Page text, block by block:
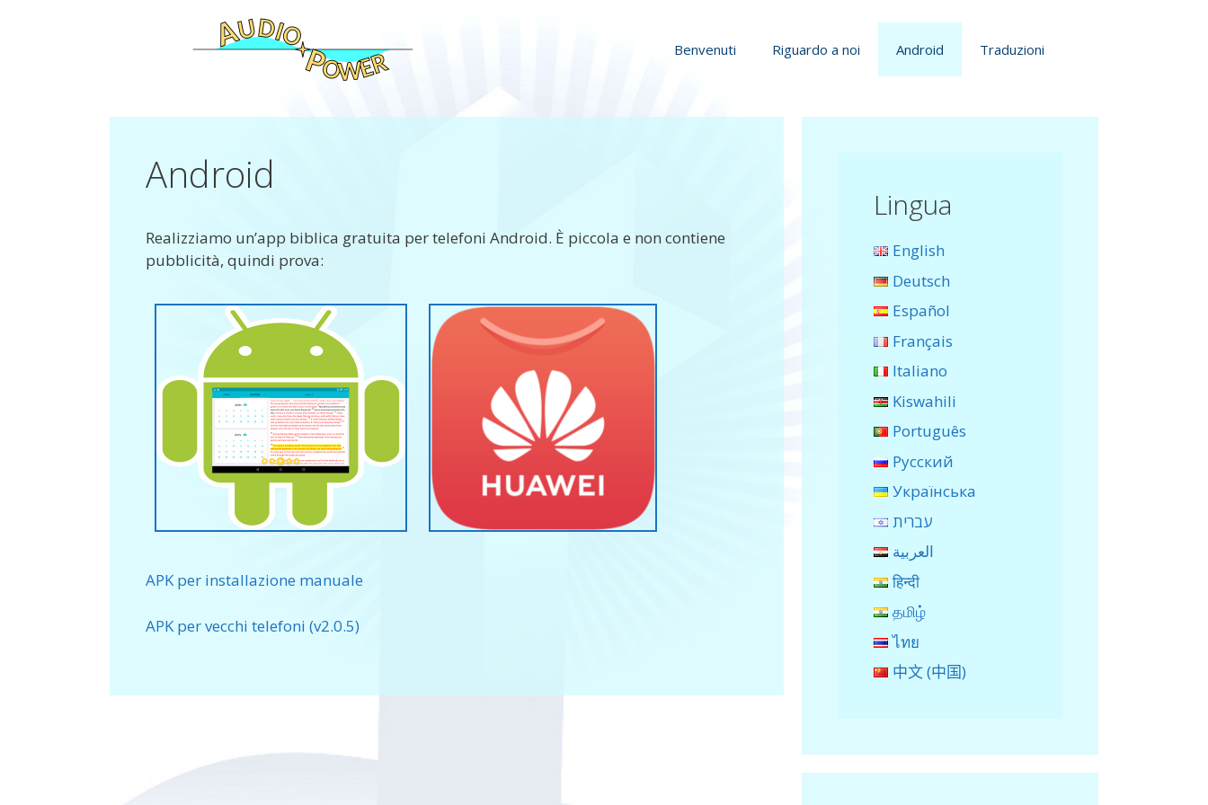
Benvenuti Riguardo a noi Android Traduzioni
Android
Realizziamo un’app biblica gratuita per telefoni Android. È piccola e non contiene
pubblicità, quindi prova:
APK per installazione manuale
APK per vecchi telefoni (v2.0.5)
Lingua
English
Deutsch
Español
Français
Italiano
Kiswahili
Português
Русский
Українська
עברית
العربية
हिन्दी
தமிழ்
ไทย
中文 (中国)